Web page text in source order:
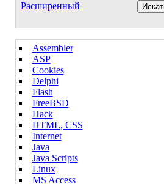
Расширенный
Assembler
ASP
Cookies
Delphi
Flash
FreeBSD
Hack
HTML, CSS
Internet
Java
Java Scripts
Linux
MS Access